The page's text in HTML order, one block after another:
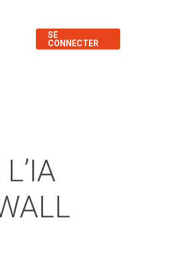
SE
CONNECTER